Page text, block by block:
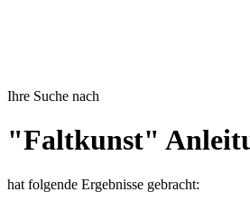
Ihre Suche nach
"Faltkunst"
hat folgende Ergebnisse gebracht: